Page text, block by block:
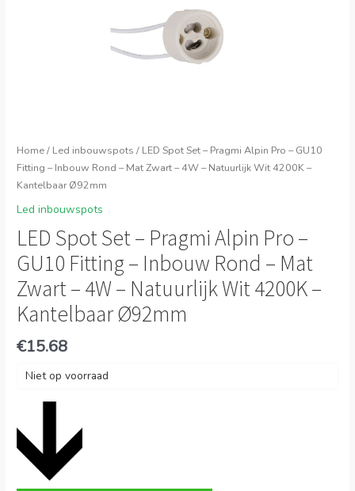
Home/ Led inbouwspots / LED Spot Set – Pragmi Alpin Pro – GU10
Fitting – Inbouw Rond – Mat Zwart – 4W – Natuurlijk Wit 4200K –
Kantelbaar Ø92mm
Led inbouwspots
LED Spot Set – Pragmi Alpin Pro –
GU10 Fitting – Inbouw Rond – Mat
Zwart – 4W – Natuurlijk Wit 4200K –
Kantelbaar Ø92mm
€15.68
Niet op voorraad